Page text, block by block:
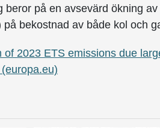
beror på en avsevärd ökning
bekostnad av både kol och
of 2023 ETS emissions due